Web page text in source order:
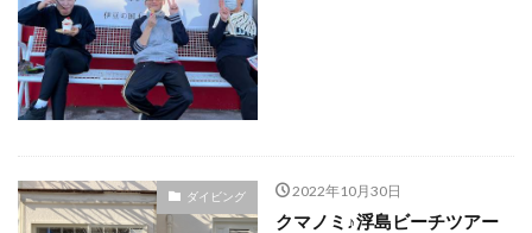
ダイビング 2022年10月30日
クマノミ♪浮島ビーチツアー